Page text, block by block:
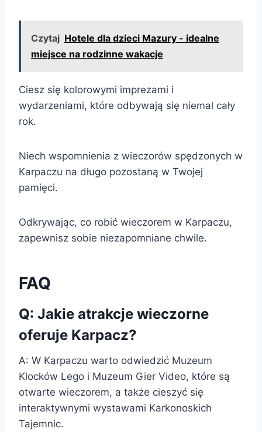
Czytaj Hotele dla dzieci Mazury - idealne
miejsce na rodzinne wakacje
Ciesz się kolorowymi imprezami i
wydarzeniami, które odbywają się niemal cały
rok.
Niech wspomnienia z wieczorów spędzonych w
Karpaczu na długo pozostaną w Twojej
pamięci.
Odkrywając, co robić wieczorem w Karpaczu,
zapewnisz sobie niezapomniane chwile.
FAQ
Q: Jakie atrakcje wieczorne
oferuje Karpacz?
A: W Karpaczu warto odwiedzić Muzeum
Klocków Lego i Muzeum Gier Video, które są
otwarte wieczorem, a także cieszyć się
interaktywnymi wystawami Karkonoskich
Tajemnic.